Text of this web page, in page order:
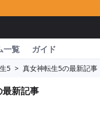
一覧 ガイド
5 > 真女神転生5の最新記事
新記事